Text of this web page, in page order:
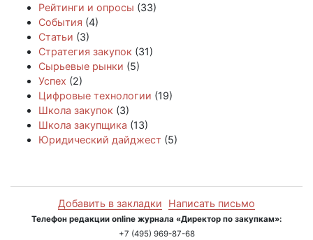
Рейтинги и опросы (33)
События (4)
Статьи (3)
Стратегия закупок (31)
Сырьевые рынки (5)
Успех (2)
Цифровые технологии (19)
Школа закупок (3)
Школа закупщика (13)
Юридический дайджест (5)
Добавить в закладки Написать письмо
Телефон редакции online журнала «Директор по закупкам»:
+7 (495) 969-87-68